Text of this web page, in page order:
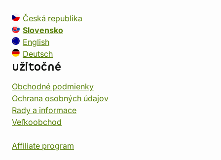
Česká republika
Slovensko
English
Deutsch
užitočné
Obchodné podmienky
Ochrana osobných údajov
Rady a informace
Veľkoobchod
Affiliate program